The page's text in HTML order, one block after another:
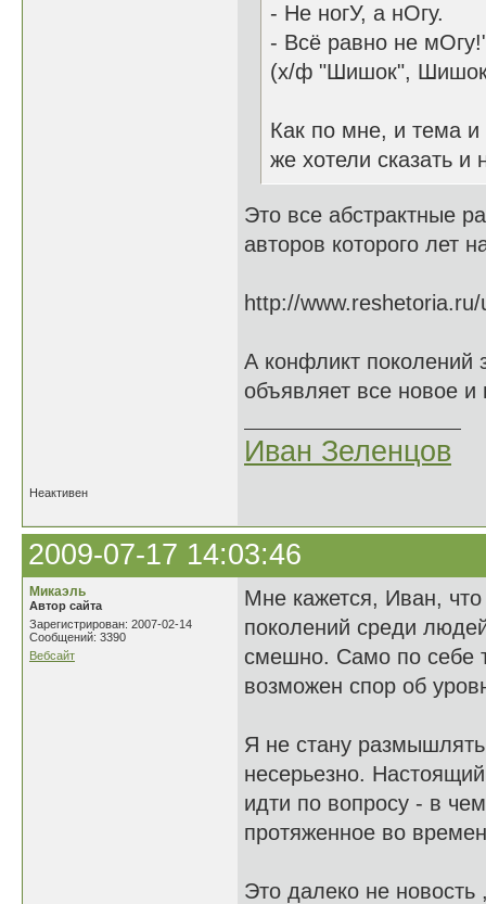
- Не ногУ, а нОгу.
- Всё равно не
(х/ф "Шишок",
Как по мне, и тема
же хотели сказать и
Это все абстрактные
авторов которого лет
http://
А конфликт поколений
объявляет все новое и
Иван Зеленцов
Неактивен
2009-07-17 14:03:46
Микаэль
Автор сайта
Зарегистрирован: 2007-02-14
Сообщений: 3390
Вебсайт
Мне кажется, Иван,
поколений среди
смешно. Само по себе
возможен спор об
Я не стану
несерьезно.
идти по вопросу - в
протяженное во
Это далеко не